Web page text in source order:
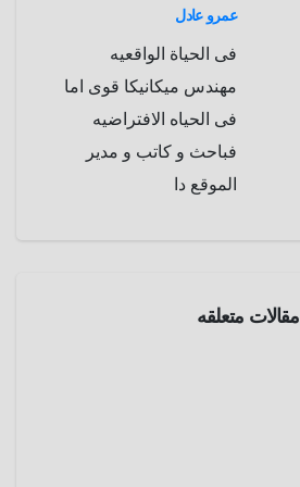
عمرو عادل
فى الحياة الواقعيه
مهندس ميكانيكا قوى اما
فى الحياه الافتراضيه
فباحث و كاتب و مدير
الموقع دا
مقالات متعلقه